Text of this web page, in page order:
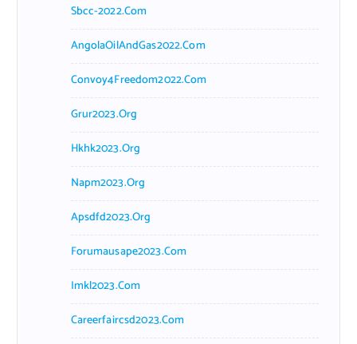
Sbcc-2022.com
AngolaOilAndGas2022.com
Convoy4Freedom2022.com
Grur2023.org
Hkhk2023.org
Napm2023.org
Apsdfd2023.org
Forumausape2023.com
Imkl2023.com
Careerfaircsd2023.com